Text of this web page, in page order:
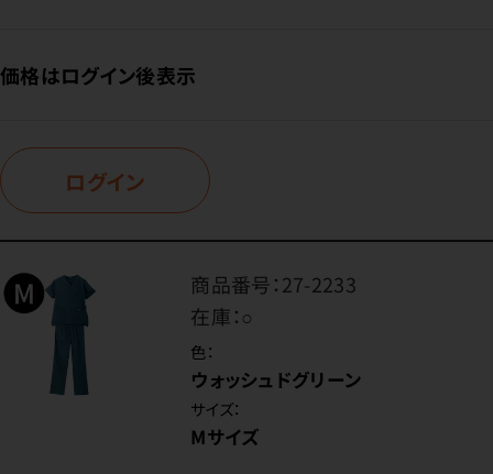
価格はログイン後表示
ログイン
商品番号：27-2233
在庫：○
色：
ウォッシュドグリーン
サイズ：
Mサイズ